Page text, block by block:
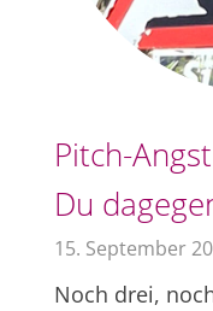
Pitch-
Du
15. September
Noch drei,